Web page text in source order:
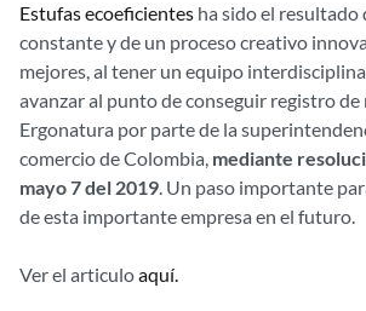
Estufas ecoeficientes ha sido el resultado
constante y de un proceso creativo
mejores, al tener un equipo
avanzar al punto de conseguir registro de
Ergonatura por parte de la
comercio de Colombia, mediante
mayo 7 del 2019. Un paso importante
de esta importante empresa en el futuro.
Ver el articuloaquí.